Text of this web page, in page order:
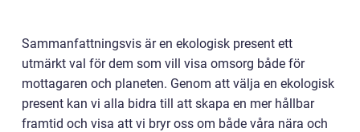
Sammanfattningsvis är en ekologisk present ett
utmärkt val för dem som vill visa omsorg både för
mottagaren och planeten. Genom att välja en ekologisk
present kan vi alla bidra till att skapa en mer hållbar
framtid och visa att vi bryr oss om både våra nära och